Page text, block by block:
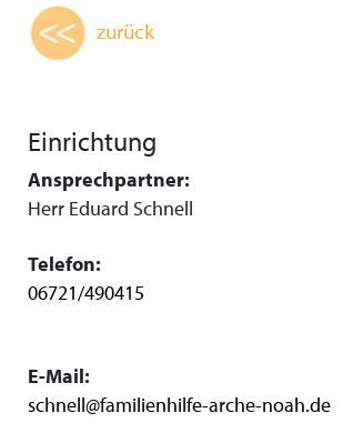
zurück
Einrichtung
Ansprechpartner:
Herr Eduard Schnell
Telefon:
06721/490415
E-Mail:
schnell@familienhilfe-arche-noah.de